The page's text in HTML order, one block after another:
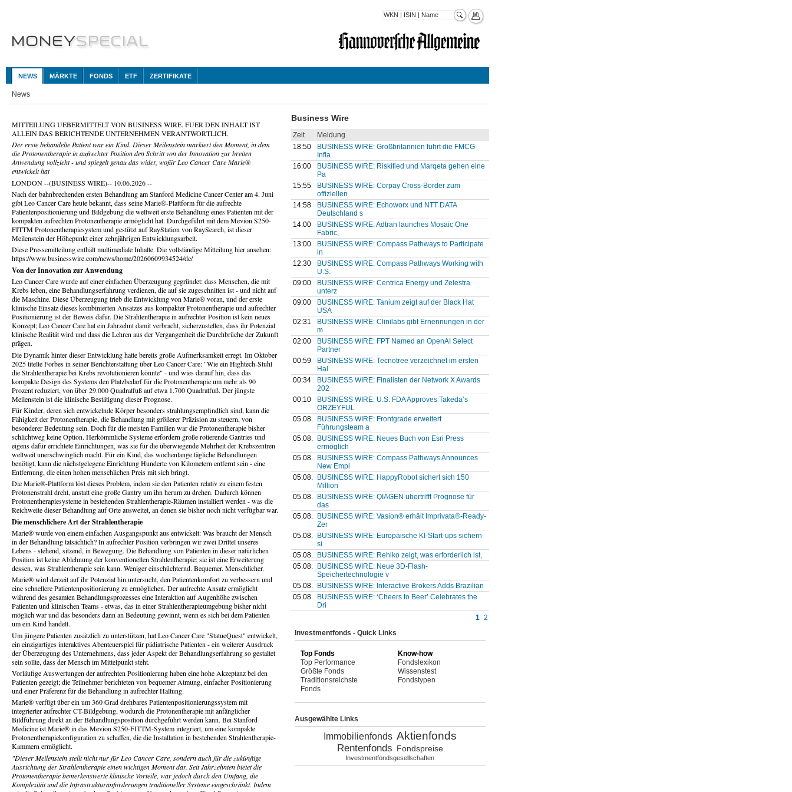
NEWS MÄRKTE FONDS ETF ZERTIFIKATE
News
MITTEILUNG UEBERMITTELT VON BUSINESS WIRE. FUER DEN INHALT IST
ALLEIN DAS BERICHTENDE UNTERNEHMEN VERANTWORTLICH.
Der erste behandelte Patient war ein Kind. Dieser Meilenstein markiert den Moment, in dem
die Protonentherapie in aufrechter Position den Schritt von der Innovation zur breiten
Anwendung vollzieht - und spiegelt genau das wider, wofür Leo Cancer Care Marie®
entwickelt hat
LONDON --(BUSINESS WIRE)-- 10.06.2026 --
Nach der bahnbrechenden ersten Behandlung am Stanford Medicine Cancer Center am 4. Juni
gibt Leo Cancer Care heute bekannt, dass seine Marie®-Plattform für die aufrechte
Patientenpositionierung und Bildgebung die weltweit erste Behandlung eines Patienten mit der
kompakten aufrechten Protonentherapie ermöglicht hat. Durchgeführt mit dem Mevion S250-
FITTM Protonentherapiesystem und gestützt auf RayStation von RaySearch, ist dieser
Meilenstein der Höhepunkt einer zehnjährigen Entwicklungsarbeit.
Diese Pressemitteilung enthält multimediale Inhalte. Die vollständige Mitteilung hier ansehen:
https://www.businesswire.com/news/home/20260609934524/de/
Von der Innovation zur Anwendung
Leo Cancer Care wurde auf einer einfachen Überzeugung gegründet: dass Menschen, die mit
Krebs leben, eine Behandlungserfahrung verdienen, die auf sie zugeschnitten ist - und nicht auf
die Maschine. Diese Überzeugung trieb die Entwicklung von Marie® voran, und der erste
klinische Einsatz dieses kombinierten Ansatzes aus kompakter Protonentherapie und aufrechter
Positionierung ist der Beweis dafür. Die Strahlentherapie in aufrechter Position ist kein neues
Konzept; Leo Cancer Care hat ein Jahrzehnt damit verbracht, sicherzustellen, dass ihr Potenzial
klinische Realität wird und dass die Lehren aus der Vergangenheit die Durchbrüche der Zukunft
prägen.
Die Dynamik hinter dieser Entwicklung hatte bereits große Aufmerksamkeit erregt. Im Oktober
2025 titelte Forbes in seiner Berichterstattung über Leo Cancer Care: "Wie ein Hightech-Stuhl
die Strahlentherapie bei Krebs revolutionieren könnte" - und wies darauf hin, dass das
kompakte Design des Systems den Platzbedarf für die Protonentherapie um mehr als 90
Prozent reduziert, von über 29.000 Quadratfuß auf etwa 1.700 Quadratfuß. Der jüngste
Meilenstein ist die klinische Bestätigung dieser Prognose.
Für Kinder, deren sich entwickelnde Körper besonders strahlungsempfindlich sind, kann die
Fähigkeit der Protonentherapie, die Behandlung mit größerer Präzision zu steuern, von
besonderer Bedeutung sein. Doch für die meisten Familien war die Protonentherapie bisher
schlichtweg keine Option. Herkömmliche Systeme erfordern große rotierende Gantries und
eigens dafür errichtete Einrichtungen, was sie für die überwiegende Mehrheit der Krebszentren
weltweit unerschwinglich macht. Für ein Kind, das wochenlange tägliche Behandlungen
benötigt, kann die nächstgelegene Einrichtung Hunderte von Kilometern entfernt sein - eine
Entfernung, die einen hohen menschlichen Preis mit sich bringt.
Die Marie®-Plattform löst dieses Problem, indem sie den Patienten relativ zu einem festen
Protonenstrahl dreht, anstatt eine große Gantry um ihn herum zu drehen. Dadurch können
Protonentherapiesysteme in bestehenden Strahlentherapie-Räumen installiert werden - was die
Reichweite dieser Behandlung auf Orte ausweitet, an denen sie bisher noch nicht verfügbar war.
Die menschlichere Art der Strahlentherapie
Marie® wurde von einem einfachen Ausgangspunkt aus entwickelt: Was braucht der Mensch
in der Behandlung tatsächlich? In aufrechter Position verbringen wir zwei Drittel unseres
Lebens - stehend, sitzend, in Bewegung. Die Behandlung von Patienten in dieser natürlichen
Position ist keine Ablehnung der konventionellen Strahlentherapie; sie ist eine Erweiterung
dessen, was Strahlentherapie sein kann. Weniger einschüchternd. Bequemer. Menschlicher.
Marie® wird derzeit auf ihr Potenzial hin untersucht, den Patientenkomfort zu verbessern und
eine schnellere Patientenpositionierung zu ermöglichen. Der aufrechte Ansatz ermöglicht
während des gesamten Behandlungsprozesses eine Interaktion auf Augenhöhe zwischen
Patienten und klinischen Teams - etwas, das in einer Strahlentherapieumgebung bisher nicht
möglich war und das besonders dann an Bedeutung gewinnt, wenn es sich bei dem Patienten
um ein Kind handelt.
Um jüngere Patienten zusätzlich zu unterstützen, hat Leo Cancer Care "StatueQuest" entwickelt,
ein einzigartiges interaktives Abenteuerspiel für pädiatrische Patienten - ein weiterer Ausdruck
der Überzeugung des Unternehmens, dass jeder Aspekt der Behandlungserfahrung so gestaltet
sein sollte, dass der Mensch im Mittelpunkt steht.
Vorläufige Auswertungen der aufrechten Positionierung haben eine hohe Akzeptanz bei den
Patienten gezeigt; die Teilnehmer berichteten von bequemer Atmung, einfacher Positionierung
und einer Präferenz für die Behandlung in aufrechter Haltung.
Marie® verfügt über ein um 360 Grad drehbares Patientenpositionierungssystem mit
integrierter aufrechter CT-Bildgebung, wodurch die Protonentherapie mit anfänglicher
Bildführung direkt an der Behandlungsposition durchgeführt werden kann. Bei Stanford
Medicine ist Marie® in das Mevion S250-FITTM-System integriert, um eine kompakte
Protonentherapiekonfiguration zu schaffen, die die Installation in bestehenden Strahlentherapie-
Kammern ermöglicht.
"Dieser Meilenstein stellt nicht nur für Leo Cancer Care, sondern auch für die zukünftige
Ausrichtung der Strahlentherapie einen wichtigen Moment dar. Seit Jahrzehnten bietet die
Protonentherapie bemerkenswerte klinische Vorteile, war jedoch durch den Umfang, die
Komplexität und die Infrastrukturanforderungen traditioneller Systeme eingeschränkt. Indem
Business Wire
Zeit
Meldung
18:50
BUSINESS WIRE: Großbritannien führt die FMCG-
Infla
16:00
BUSINESS WIRE: Riskified und Marqeta gehen eine
Pa
15:55
BUSINESS WIRE: Corpay Cross-Border zum
offiziellen
14:58
BUSINESS WIRE: Echoworx und NTT DATA
Deutschland s
14:00
BUSINESS WIRE: Adtran launches Mosaic One
Fabric,
13:00
BUSINESS WIRE: Compass Pathways to Participate
in
12:30
BUSINESS WIRE: Compass Pathways Working with
U.S.
09:00
BUSINESS WIRE: Centrica Energy und Zelestra
unterz
09:00
BUSINESS WIRE: Tanium zeigt auf der Black Hat
USA
02:31
BUSINESS WIRE: Clinilabs gibt Ernennungen in der
m
02:00
BUSINESS WIRE: FPT Named an OpenAI Select
Partner
00:59
BUSINESS WIRE: Tecnotree verzeichnet im ersten
Hal
00:34
BUSINESS WIRE: Finalisten der Network X Awards
202
00:10
BUSINESS WIRE: U.S. FDA Approves Takeda’s
ORZEYFUL
05.08.
BUSINESS WIRE: Frontgrade erweitert
Führungsteam a
05.08.
BUSINESS WIRE: Neues Buch von Esri Press
ermöglich
05.08.
BUSINESS WIRE: Compass Pathways Announces
New Empl
05.08.
BUSINESS WIRE: HappyRobot sichert sich 150
Million
05.08.
BUSINESS WIRE: QIAGEN übertrifft Prognose für
das
05.08.
BUSINESS WIRE: Vasion® erhält Imprivata®-Ready-
Zer
05.08.
BUSINESS WIRE: Europäische KI-Start-ups sichern
si
05.08.
BUSINESS WIRE: Rehlko zeigt, was erforderlich ist,
05.08.
BUSINESS WIRE: Neue 3D-Flash-
Speichertechnologie v
05.08.
BUSINESS WIRE: Interactive Brokers Adds Brazilian
05.08.
BUSINESS WIRE: ‘Cheers to Beer’ Celebrates the
Dri
1 2
Investmentfonds - Quick Links
Top Fonds
Top Performance
Größte Fonds
Traditionsreichste
Fonds
Know-how
Fondslexikon
Wissenstest
Fondstypen
Ausgewählte Links
Immobilienfonds Aktienfonds
Rentenfonds Fondspreise
Investmentfondsgesellschaften